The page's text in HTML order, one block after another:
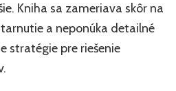
Kniha sa zameriava skôr na
a neponúka detailné
stratégie pre riešenie